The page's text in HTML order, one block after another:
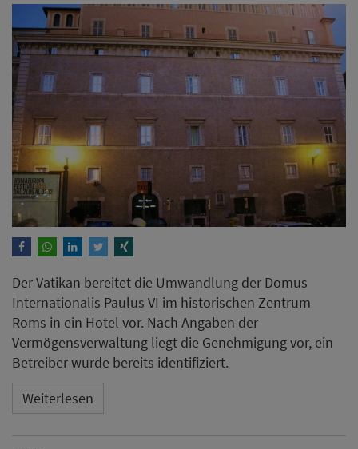
Der Vatikan bereitet die Umwandlung der Domus
Internationalis Paulus VI im historischen Zentrum
Roms in ein Hotel vor. Nach Angaben der
Vermögensverwaltung liegt die Genehmigung vor, ein
Betreiber wurde bereits identifiziert.
Weiterlesen